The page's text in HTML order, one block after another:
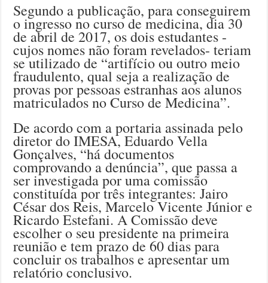
Segundo a publicação, para conseguirem
o ingresso no curso de medicina, dia 30
de abril de 2017, os dois estudantes -
cujos nomes não foram revelados- teriam
se utilizado de “artifício ou outro meio
fraudulento, qual seja a realização de
provas por pessoas estranhas aos alunos
matriculados no Curso de Medicina”.
De acordo com a portaria assinada pelo
diretor do IMESA, Eduardo Vella
Gonçalves, “há documentos
comprovando a denúncia”, que passa a
ser investigada por uma comissão
constituída por três integrantes: Jairo
César dos Reis, Marcelo Vicente Júnior e
Ricardo Estefani. A Comissão deve
escolher o seu presidente na primeira
reunião e tem prazo de 60 dias para
concluir os trabalhos e apresentar um
relatório conclusivo.